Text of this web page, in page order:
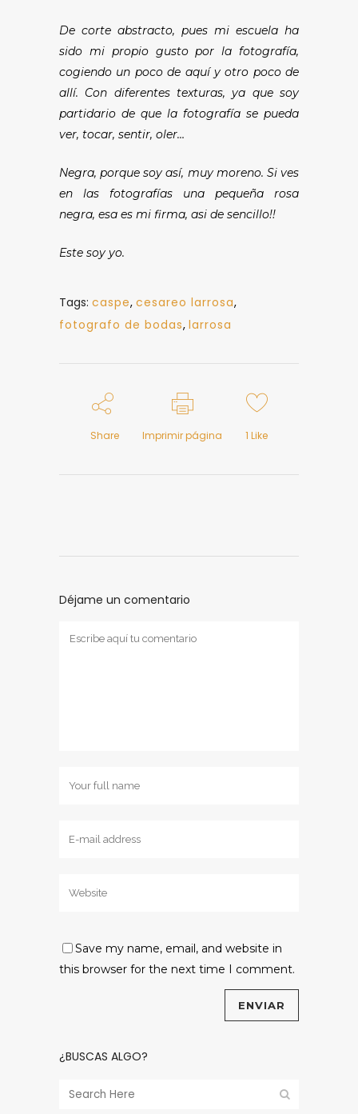
De corte abstracto, pues mi escuela ha
sido mi propio gusto por la fotografía,
cogiendo un poco de aquí y otro poco de
allí. Con diferentes texturas, ya que soy
partidario de que la fotografía se pueda
ver, tocar, sentir, oler…
Negra, porque soy así, muy moreno. Si ves
en las fotografías una pequeña rosa
negra, esa es mi firma, asi de sencillo!!
Este soy yo.
Tags: caspe, cesareo larrosa,
fotografo de bodas, larrosa
Share Imprimir página 1 Like
Déjame un comentario
Save my name, email, and website in
this browser for the next time I comment.
¿BUSCAS ALGO?